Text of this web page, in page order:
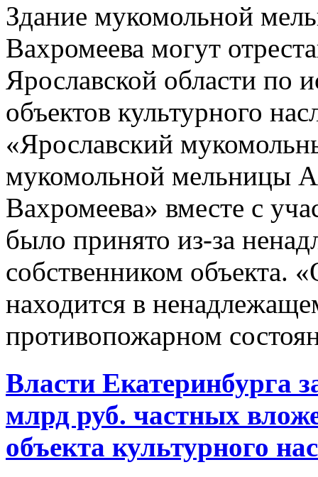
Здание мукомольной
Вахромеева могут
Ярославской области по
объектов культурного
«Ярославский
мукомольной мельницы
Вахромеева» вместе с
было принято из-за
собственником объекта.
находится в
противопожарном
Власти Екатеринбурга
млрд руб. частных
объекта культурного